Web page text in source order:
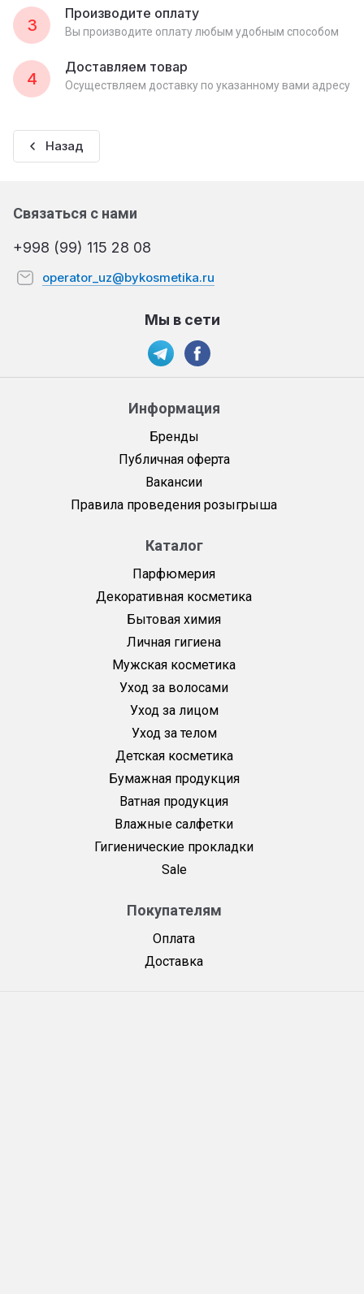
3
Производите оплату
Вы производите оплату любым удобным способом
4
Доставляем товар
Осуществляем доставку по указанному вами адресу
Назад
Информация
Бренды
Публичная оферта
Вакансии
Правила проведения розыгрыша
Каталог
Парфюмерия
Декоративная косметика
Бытовая химия
Личная гигиена
Мужская косметика
Уход за волосами
Уход за лицом
Уход за телом
Детская косметика
Бумажная продукция
Ватная продукция
Влажные салфетки
Гигиенические прокладки
Sale
Покупателям
Оплата
Доставка
Связаться с нами
+998 (99) 115 28 08
operator_uz@bykosmetika.ru
Мы в сети